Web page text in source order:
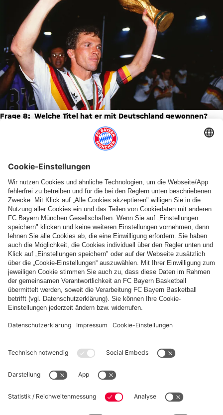
Frage 8: Welche Titel hat er mit Deutschland gewonnen?
Antwort Frage 8
Ich hoffe, dass dir mein Rätsel über Lothar Matthäus Spaß
über unseren ehemaligen Spieler erfahren. Du willst noch mehr
über Lothar wissen? Schau mal hier!
Zum Video von Lothar
Bis zum nächsten Legenden-Rätsel Ende März und liebe